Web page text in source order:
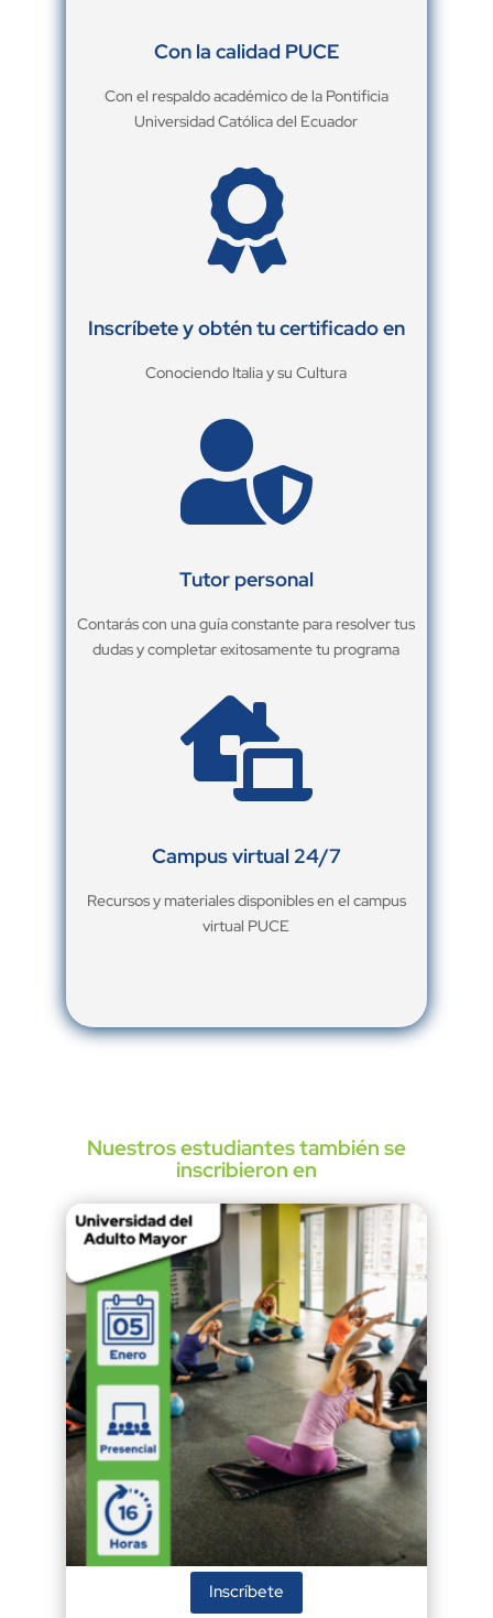
Con la calidad PUCE
Con el respaldo académico de la Pontificia
Universidad Católica del Ecuador

Inscríbete y obtén tu certificado en
Conociendo Italia y su Cultura

Tutor personal
Contarás con una guía constante para resolver tus
dudas y completar exitosamente tu programa

Campus virtual 24/7
Recursos y materiales disponibles en el campus
virtual PUCE
Nuestros estudiantes también se
inscribieron en
Inscríbete